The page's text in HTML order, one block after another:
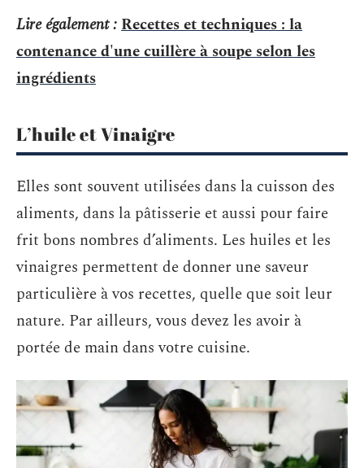
Lire également :Recettes et techniques : la
contenance d'une cuillère à soupe selon les
ingrédients
L’huile et Vinaigre
Elles sont souvent utilisées dans la cuisson des
aliments, dans la pâtisserie et aussi pour faire
frit bons nombres d’aliments. Les huiles et les
vinaigres permettent de donner une saveur
particulière à vos recettes, quelle que soit leur
nature. Par ailleurs, vous devez les avoir à
portée de main dans votre cuisine.